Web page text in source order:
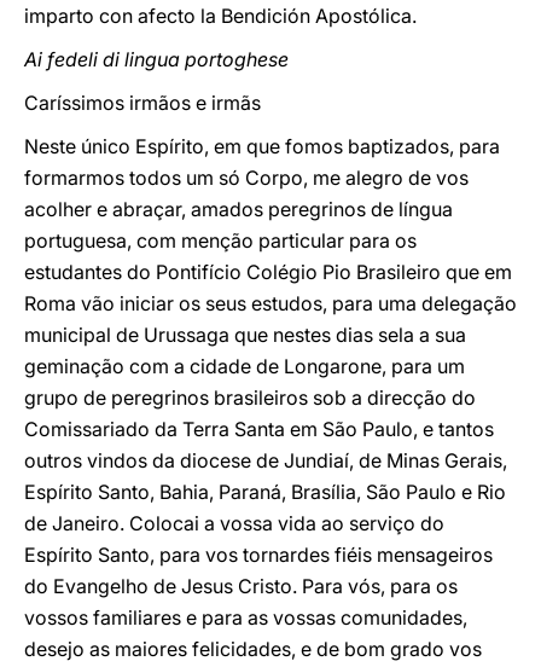
imparto con afecto la Bendición Apostólica.
Ai fedeli di lingua portoghese
Caríssimos irmãos e irmãs
Neste único Espírito, em que fomos baptizados, para
formarmos todos um só Corpo, me alegro de vos
acolher e abraçar, amados peregrinos de língua
portuguesa, com menção particular para os
estudantes do Pontifício Colégio Pio Brasileiro que em
Roma vão iniciar os seus estudos, para uma delegação
municipal de Urussaga que nestes dias sela a sua
geminação com a cidade de Longarone, para um
grupo de peregrinos brasileiros sob a direcção do
Comissariado da Terra Santa em São Paulo, e tantos
outros vindos da diocese de Jundiaí, de Minas Gerais,
Espírito Santo, Bahia, Paraná, Brasília, São Paulo e Rio
de Janeiro. Colocai a vossa vida ao serviço do
Espírito Santo, para vos tornardes fiéis mensageiros
do Evangelho de Jesus Cristo. Para vós, para os
vossos familiares e para as vossas comunidades,
desejo as maiores felicidades, e de bom grado vos